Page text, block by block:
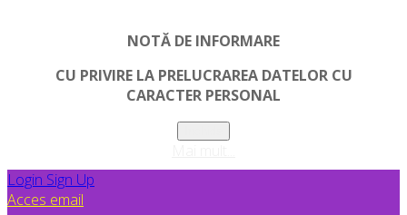
NOTĂ DE INFORMARE
CU PRIVIRE LA PRELUCRAREA DATELOR CU
CARACTER PERSONAL
Login Sign Up
Acces email